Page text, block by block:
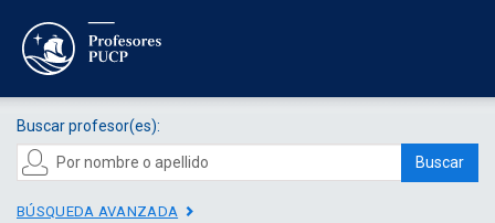
Buscar profesor(es):
Buscar
BÚSQUEDA AVANZADA